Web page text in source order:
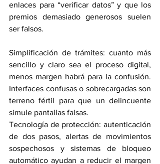
enlaces para “verificar datos” y que los
premios demasiado generosos suelen
ser falsos.
Simplificación de trámites: cuanto más
sencillo y claro sea el proceso digital,
menos margen habrá para la confusión.
Interfaces confusas o sobrecargadas son
terreno fértil para que un delincuente
simule pantallas falsas.
Tecnología de protección: autenticación
de dos pasos, alertas de movimientos
sospechosos y sistemas de bloqueo
automático ayudan a reducir el margen